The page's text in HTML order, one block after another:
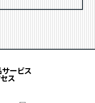
サービス
ス